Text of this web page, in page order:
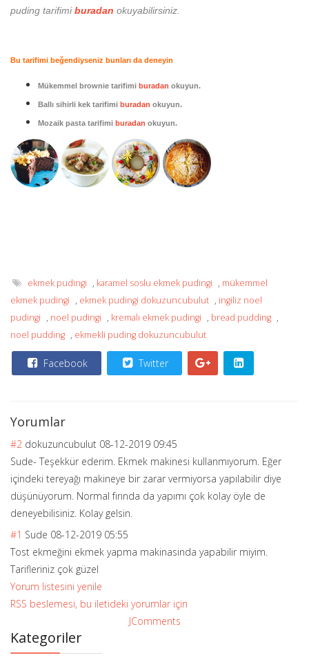
puding tarifimiburadan okuyabilirsiniz.
Bu tarifimi beğendiyseniz bunları da deneyin
Mükemmel brownie tarifimi buradan okuyun.
Ballı sihirli kek tarifimi buradan okuyun.
Mozaik pasta tarifimi buradan okuyun.
ekmek pudingi , karamel soslu ekmek pudingi , mükemmel
ekmek pudingi , ekmek pudingi dokuzuncubulut , ingiliz noel
pudingi , noel pudingi , kremalı ekmek pudingi , bread pudding ,
noel pudding , ekmekli puding dokuzuncubulut
Facebook Twitter
Yorumlar
#2 dokuzuncubulut 08-12-2019 09:45
Sude- Teşekkür ederim. Ekmek makinesi kullanmıyorum. Eğer
içindeki tereyağı makineye bir zarar vermiyorsa yapılabilir diye
düşünüyorum. Normal fırında da yapımı çok kolay öyle de
deneyebilisiniz. Kolay gelsin.
#1 Sude 08-12-2019 05:55
Tost ekmeğini ekmek yapma makinasinda yapabilir miyim.
Tarifleriniz çok güzel
Yorum listesini yenile
RSS beslemesi, bu iletideki yorumlar için
JComments
Kategoriler